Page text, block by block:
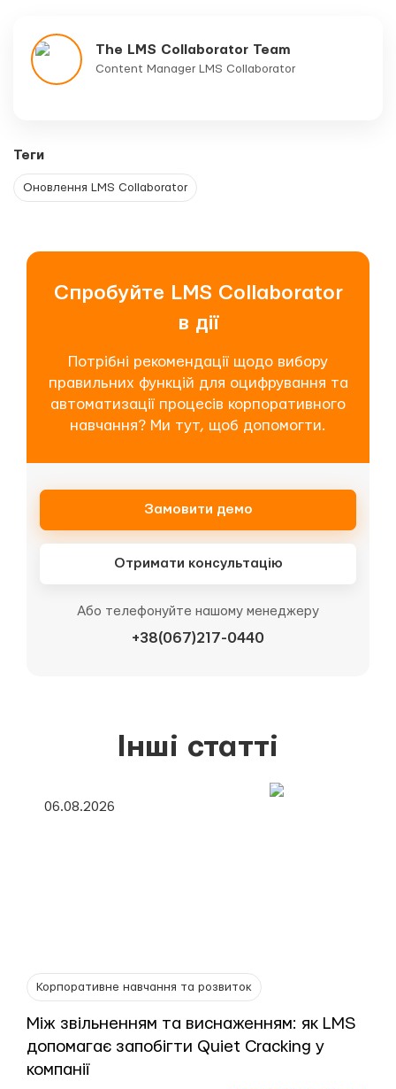
The LMS Collaborator Team
Content Manager LMS Collaborator
Теги
Оновлення LMS Collaborator
Спробуйте LMS Collaborator
в дії
Потрібні рекомендації щодо вибору
правильних функцій для оцифрування та
автоматизації процесів корпоративного
навчання? Ми тут, щоб допомогти.
Замовити демо
Отримати консультацію
Або телефонуйте нашому менеджеру
+38(067)217-0440
Інші статті
06.08.2026
Корпоративне навчання та розвиток
Між звільненням та виснаженням: як LMS
допомагає запобігти Quiet Cracking у
компанії